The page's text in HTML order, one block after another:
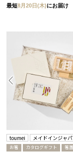
最短8月20日(木)にお届け
toumei メイドインジャ
お箸 カタログギフト 箸